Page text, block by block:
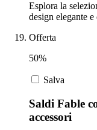
Esplora la
design elegante
Offerta
50%
Salva
Saldi Fable
accessori